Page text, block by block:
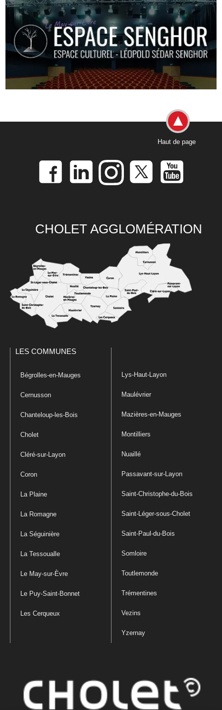
Haut de page
CHOLET AGGLOMÉRATION
LES COMMUNES
Bégrolles-en-Mauges
Cernusson
Chanteloup-les-Bois
Cholet
Cléré-sur-Layon
Coron
La Plaine
La Romagne
La Séguinière
La Tessoualle
Le May-sur-Èvre
Le Puy-Saint-Bonnet
Les Cerqueux
Lys-Haut-Layon
Maulévrier
Mazières-en-Mauges
Montilliers
Nuaillé
Passavant-sur-Layon
Saint-Christophe-du-Bois
Saint-Léger-sous-Cholet
Saint-Paul-du-Bois
Somloire
Toutlemonde
Trémentines
Vezins
Yzernay